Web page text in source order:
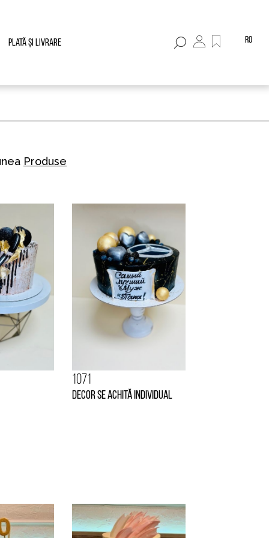
Plată și livrare ro
Produse
1071
Decor se achită individual